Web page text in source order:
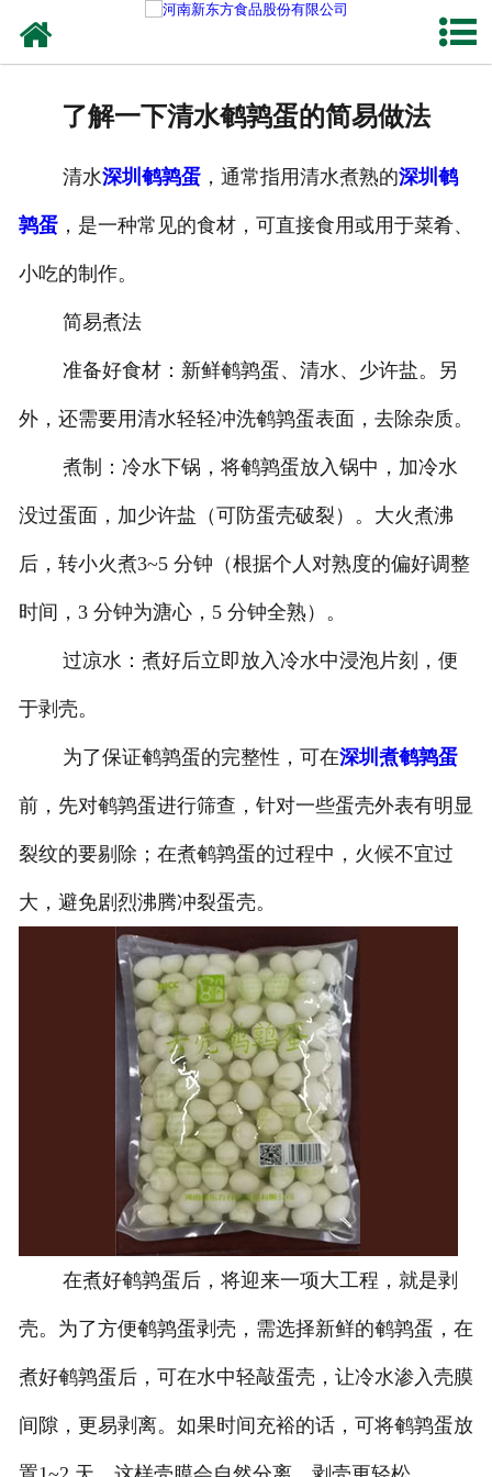
联系我们
了解一下清水鹌鹑蛋的简易做法
清水深圳鹌鹑蛋，通常指用清水煮熟的深圳鹌
鹑蛋，是一种常见的食材，可直接食用或用于菜肴、
小吃的制作。
简易煮法
准备好食材：新鲜鹌鹑蛋、清水、少许盐。另
外，还需要用清水轻轻冲洗鹌鹑蛋表面，去除杂质。
煮制：冷水下锅，将鹌鹑蛋放入锅中，加冷水
没过蛋面，加少许盐（可防蛋壳破裂）。大火煮沸
后，转小火煮3~5 分钟（根据个人对熟度的偏好调整
时间，3 分钟为溏心，5 分钟全熟）。
过凉水：煮好后立即放入冷水中浸泡片刻，便
于剥壳。
为了保证鹌鹑蛋的完整性，可在深圳煮鹌鹑蛋
前，先对鹌鹑蛋进行筛查，针对一些蛋壳外表有明显
裂纹的要剔除；在煮鹌鹑蛋的过程中，火候不宜过
大，避免剧烈沸腾冲裂蛋壳。
在煮好鹌鹑蛋后，将迎来一项大工程，就是剥
壳。为了方便鹌鹑蛋剥壳，需选择新鲜的鹌鹑蛋，在
煮好鹌鹑蛋后，可在水中轻敲蛋壳，让冷水渗入壳膜
间隙，更易剥离。如果时间充裕的话，可将鹌鹑蛋放